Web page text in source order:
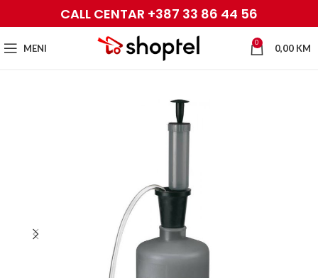
CALL CENTAR +387 33 86 44 56
MENI 0 0,00 KM